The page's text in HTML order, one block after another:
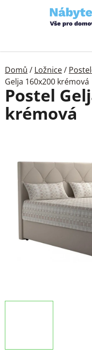
Domů / Ložnice/
Gelja 160x200 krémová
Postel
krémová